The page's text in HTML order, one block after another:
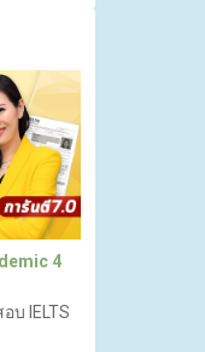
4
บ IELTS